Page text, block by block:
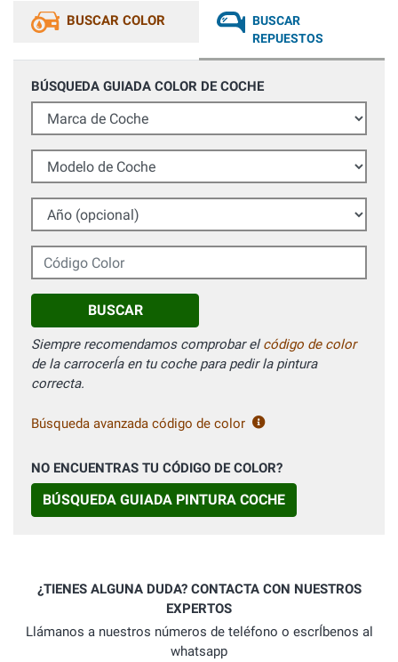
BUSCAR COLOR
BUSCAR
REPUESTOS
BÚSQUEDA GUIADA COLOR DE COCHE
Marca de Coche
Modelo de Coche
Año (opcional)
Código Color
BUSCAR
Siempre recomendamos comprobar elcódigo de color
de la carrocerÍa en tu coche para pedir la pintura
correcta.
Búsqueda avanzada código de color
NO ENCUENTRAS TU CÓDIGO DE COLOR?
BÚSQUEDA GUIADA PINTURA COCHE
¿TIENES ALGUNA DUDA? CONTACTA CON NUESTROS
EXPERTOS
Llámanos a nuestros números de teléfono o escrÍbenos al
whatsapp